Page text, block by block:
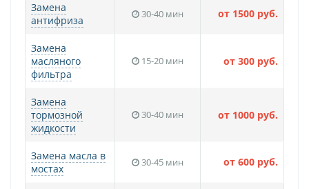
Замена
антифриза
30-40 мин от 1500 руб.
Замена
масляного
фильтра
15-20 мин от 300 руб.
Замена
тормозной
жидкости
30-40 мин от 1000 руб.
Замена масла в
мостах
30-45 мин от 600 руб.